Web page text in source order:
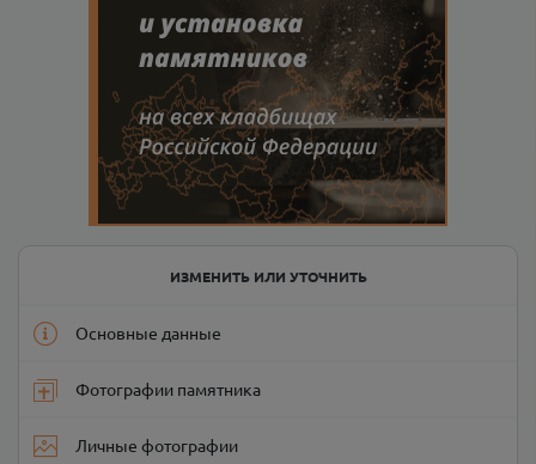
ИЗМЕНИТЬ ИЛИ УТОЧНИТЬ
Основные данные
Фотографии памятника
Личные фотографии